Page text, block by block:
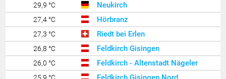
29,9 °C Neukirch
27,4 °C Hörbranz
27,3 °C Riedt bei Erlen
26,8 °C Feldkirch Gisingen
26,0 °C Feldkirch - Altenstadt Nägeler